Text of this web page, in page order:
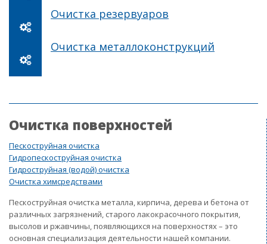
Очистка резервуаров
Очистка металлоконструкций
Очистка поверхностей
Пескоструйная очистка
Гидропескоструйная очистка
Гидроструйная (водой) очистка
Очистка химсредствами
Пескоструйная очистка металла, кирпича, дерева и бетона от
различных загрязнений, старого лакокрасочного покрытия,
высолов и ржавчины, появляющихся на поверхностях – это
основная специализация деятельности нашей компании.